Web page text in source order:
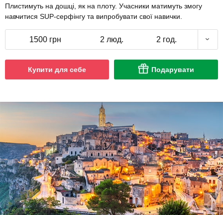
Плистимуть на дошці, як на плоту. Учасники матимуть змогу
навчитися SUP-серфінгу та випробувати свої навички.
1500 грн 2 люд. 2 год.
Купити для себе Подарувати